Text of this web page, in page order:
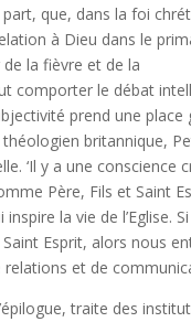
que, dans la foi
à Dieu dans le
de la fièvre et de la
comporter le débat
prend une
britannique,
‘Il y a une
Père, Fils et Saint
la vie de
Esprit, alors nous
et de
traite des